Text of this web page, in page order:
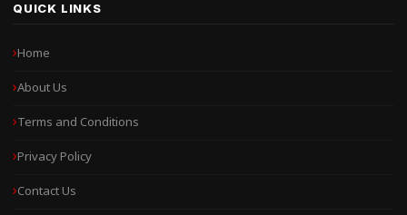
QUICK LINKS
Home
About Us
Terms and Conditions
Privacy Policy
Contact Us